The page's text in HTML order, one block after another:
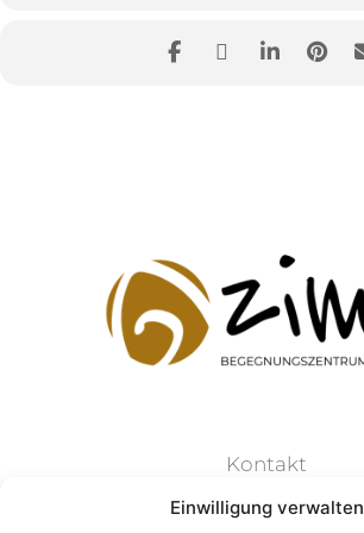
Einwilligung verwalten
Kontakt